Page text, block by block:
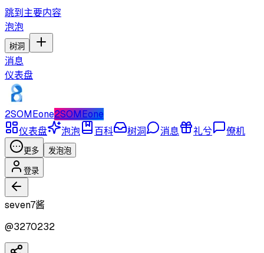
跳到主要内容
泡泡
树洞
消息
仪表盘
2SOMEone2SOMEone
仪表盘
泡泡 百科 树洞 消息 礼兮 僚机
更多 发泡泡
登录
seven7酱
@3270232